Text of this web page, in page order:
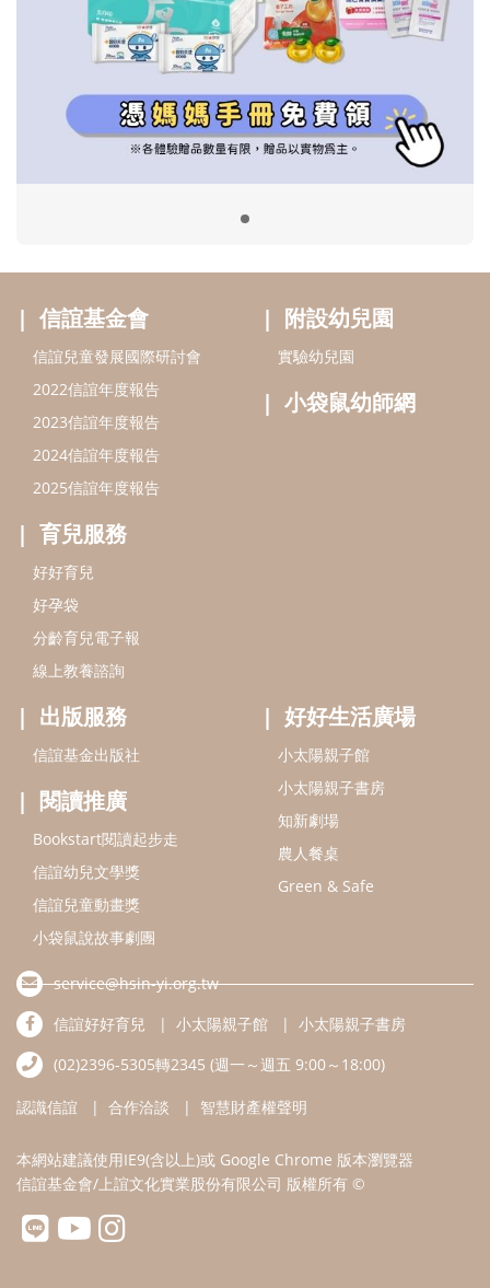
信誼基金會
2022信誼年度報告
2023信誼年度報告
2024信誼年度報告
好孕袋
分齡育兒電子報
線上教養諮詢
附設幼兒園
小袋鼠幼師網
出版服務
信誼基金出版社
閱讀推廣
Bookstart閱讀起步走
信誼幼兒文學獎
信誼兒童動畫獎
小袋鼠說故事劇團
service@hsin-yi.org.tw
信誼好好育兒
小太陽親子書房
(02)2396-5305轉2345 (週一～週五 9:00～18:00)
認識信誼 合作洽談 智慧財產權聲明
本網站建議使用IE9(含以上)或 Google Chrome 版本瀏覽器
信誼基金會/上誼文化實業股份有限公司 版權所有 ©